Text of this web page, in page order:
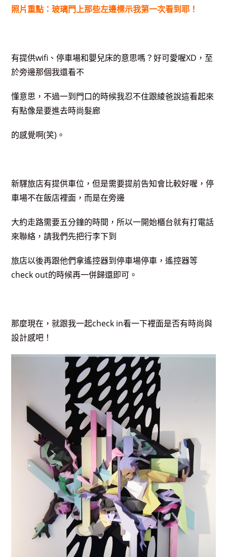
照片重點：玻璃門上那些左邊標示我第一次看到耶！
有提供wifi、停車場和嬰兒床的意思嗎？好可愛喔XD，至
於旁邊那個我還看不
懂意思，不過一到門口的時候我忍不住跟綾爸說這看起來
有點像是要進去時尚髮廊
的感覺啊(笑)。
新驛旅店有提供車位，但是需要提前告知會比較好喔，停
車場不在飯店裡面，而是在旁邊
大約走路需要五分鐘的時間，所以一開始櫃台就有打電話
來聯絡，請我們先把行李下到
旅店以後再跟他們拿遙控器到停車場停車，遙控器等
check out的時候再一併歸還即可。
那麼現在，就跟我一起check in看一下裡面是否有時尚與
設計感吧！